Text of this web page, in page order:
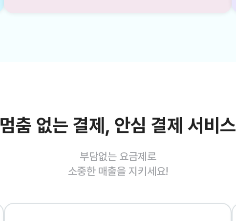
멈춤 없는 결제, 안심 결제 서비스
부담없는 요금제로
소중한 매출을 지키세요!